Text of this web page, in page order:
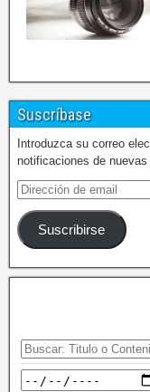
Suscríbase
Introduzca su correo
notificaciones de nuevas
Suscribirse